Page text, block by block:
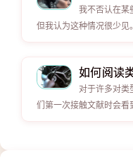
我不否认在某
但我认为这种情况很少见
如何阅读
对于许多对类
们第一次接触文献时会看